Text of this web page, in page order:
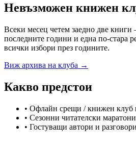
Невъзможен книжен
Всеки месец четем заедно две
последните години и една по-стара
всички избори през годините.
Виж архива на клуба →
Какво предстои
• Офлайн срещи / книжен клуб
• Сезонни читателски маратони
• Гостуващи автори и разговори